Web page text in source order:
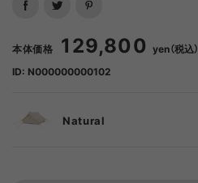
本体価格 129,800yen（税込）
ID: N000000000102
Natural